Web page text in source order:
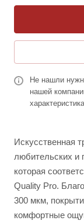
Не нашли
нашей
Искусственная
любительских и
которая
Quality Pro.
300 мкм,
комфортные